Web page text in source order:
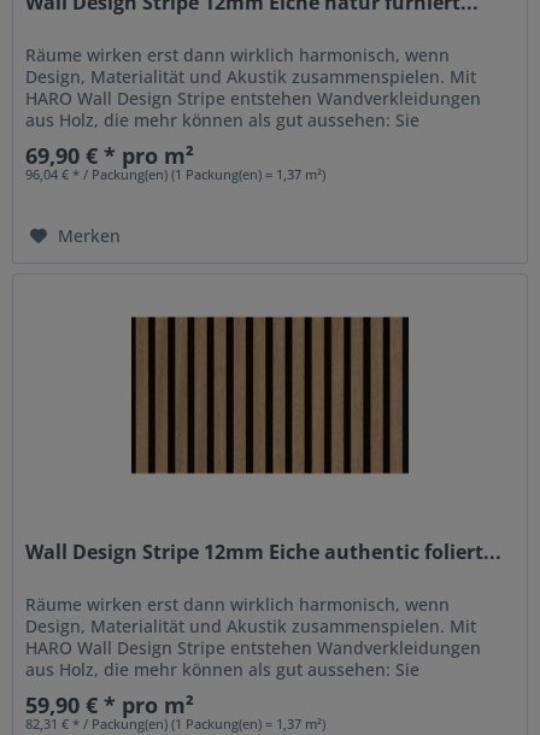
Räume wirken erst dann wirklich harmonisch, wenn
Design, Materialität und Akustik zusammenspielen. Mit
HARO Wall Design Stripe entstehen Wandverkleidungen
aus Holz, die mehr können als gut aussehen: Sie
strukturieren Räume, setzen...
69,90 € * pro m²
96,04 € * / Packung(en) (1 Packung(en) = 1,37 m²)
Merken
Wall Design Stripe 12mm Eiche authentic foliert...
Räume wirken erst dann wirklich harmonisch, wenn
Design, Materialität und Akustik zusammenspielen. Mit
HARO Wall Design Stripe entstehen Wandverkleidungen
aus Holz, die mehr können als gut aussehen: Sie
strukturieren Räume, setzen...
59,90 € * pro m²
82,31 € * / Packung(en) (1 Packung(en) = 1,37 m²)